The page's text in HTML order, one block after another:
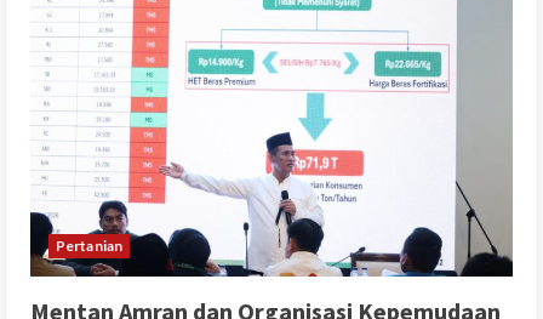
Pertanian
Mentan Amran dan Organisasi Kepemudaan